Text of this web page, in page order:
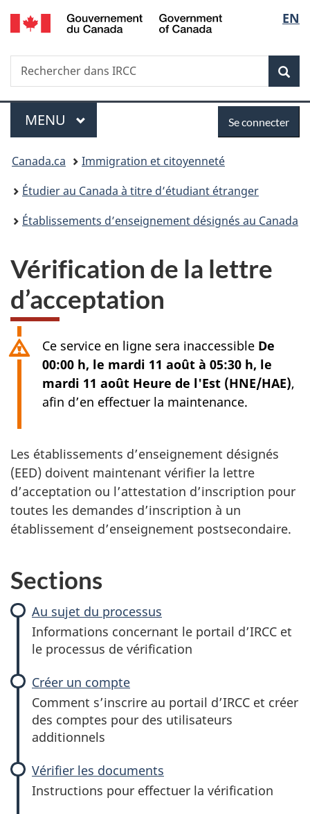
Passer
au
Passer
à
du
Passer
à
simplifiée
de
la
EN
Recherche
Rechercher
dans
Menu
MENU PRINCIPAL
connecter
Se connecter
Vous
êtes
ici :
Canada.ca
Immigration et citoyenneté
Étudier au Canada à titre d’étudiant étranger
Établissements d’enseignement désignés au Canada
Vérification de la lettre
d’acceptation
Ce service en ligne sera inaccessible De
00:00 h, le mardi 11 août à 05:30 h, le
mardi 11 août Heure de l'Est (HNE/HAE),
afin d’en effectuer la maintenance.
Les établissements d’enseignement désignés
(EED) doivent maintenant vérifier la lettre
d’acceptation ou l’attestation d’inscription pour
toutes les demandes d’inscription à un
établissement d’enseignement postsecondaire.
Sections
Au sujet du processus
Informations concernant le portail d’IRCC et
le processus de vérification
Créer un compte
Comment s’inscrire au portail d’IRCC et créer
des comptes pour des utilisateurs
additionnels
Vérifier les documents
Instructions pour effectuer la vérification